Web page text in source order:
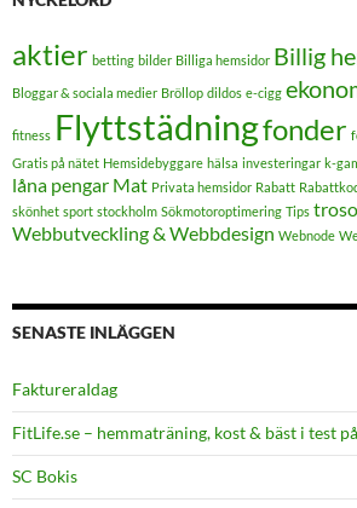
aktier betting bilder Billiga hemsidor Billig
Bloggar & sociala medier Bröllop dildos e-cigg
fitness Flyttstädningfonder
Gratis på nätet Hemsidebyggare hälsa investeringar k-
låna pengar Mat Privata hemsidor Rabatt
skönhet sport stockholm Sökmotoroptimering Tips
Webbutveckling & Webbdesign Webnode
SENASTE INLÄGGEN
FaktureraIdag
FitLife.se – hemmaträning, kost & bäst i test
SC Bokis